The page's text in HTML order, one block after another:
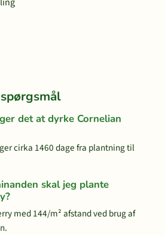
det at dyrke Cornelian
cirka 1460 dage fra plantning til
skal jeg plante
med 144/m² afstand ved brug af